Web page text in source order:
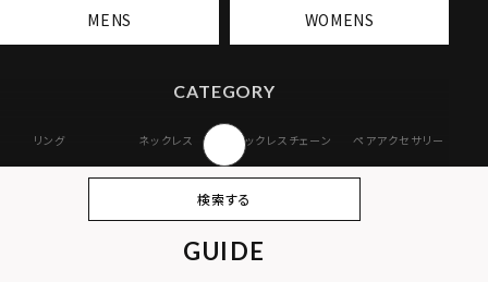
MENS WOMENS
CATEGORY
リング ネックレス ネックレスチェーン ペアアクセサリー
オンラインストア
ギフトボックス
検索する
GUIDE